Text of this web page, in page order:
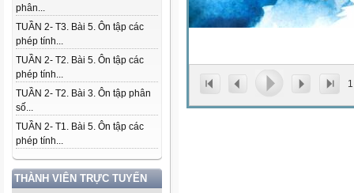
phân...
TUẦN 2- T3. Bài 5. Ôn tập các
phép tính...
TUẦN 2- T2. Bài 5. Ôn tập các
phép tính...
TUẦN 2- T2. Bài 3. Ôn tập phân
số...
TUẦN 2- T1. Bài 5. Ôn tập các
phép tính...
THÀNH VIÊN TRỰC TUYẾN
1